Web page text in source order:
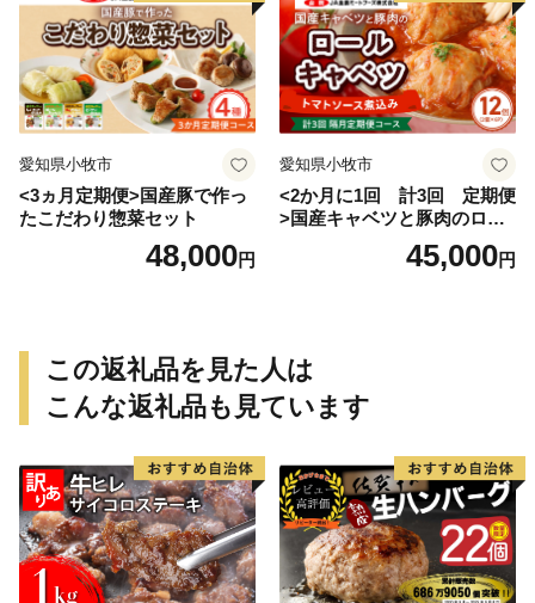
愛知県小牧市
<3ヵ月定期便>国産豚で作っ
たこだわり惣菜セット
48,000円
愛知県小牧市
<2か月に1回 計3回 定期便
>国産キャベツと豚肉のロー
ルキャベツ（6P入り）
45,000円
この返礼品を見た人は
こんな返礼品も見ています